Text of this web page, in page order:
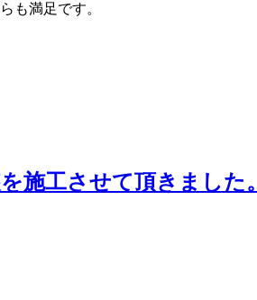
も満足です。
施工させて頂きました。